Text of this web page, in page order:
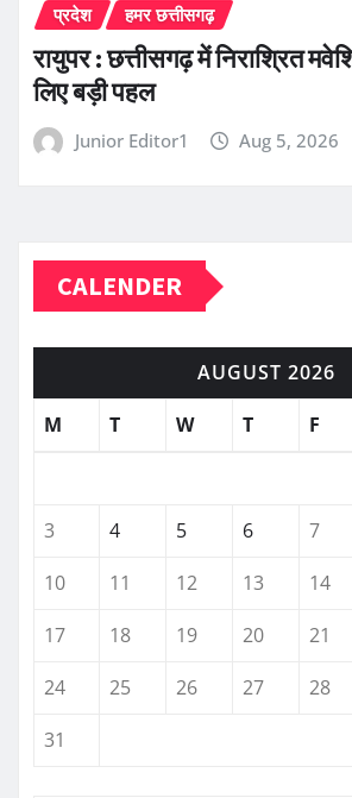
प्रदेश हमर छत्तीसगढ़
रायुपर : छत्तीसगढ़ में निराश्रित
लिए बड़ी पहल
Junior Editor1 Aug 5, 2026
CALENDER
AUGUST 2026
M
T W T F
3
4 5 6 7
10
11 12 13 14
17
18 19 20 21
24
25 26 27 28
31